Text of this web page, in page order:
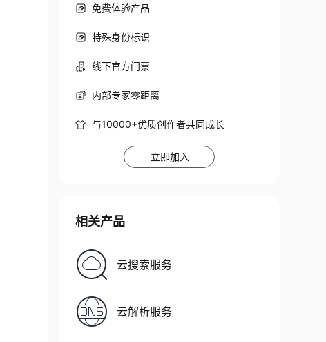
and security
it works fine
what
and version
of other
systems and
inventory,
单个主机里也是很好用的，在大型网络中也是很好用的，
information on
the “interesting
name, and
Open means that
packets on that
免费体验产品
特殊身份标识
线下官方门票
内部专家零距离
与10000+优质创作者共同成长
立即加入
相关产品
云搜索服务
云解析服务